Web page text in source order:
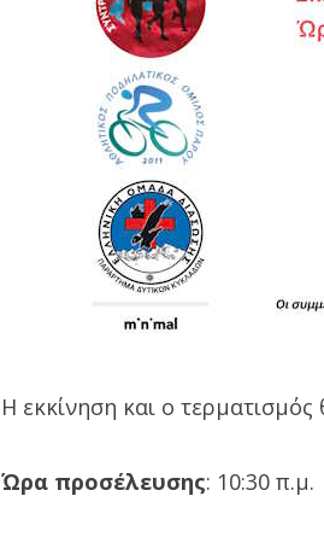
Η εκκίνηση και ο
Ώρα προσέλευσης: 10:30 π.μ.